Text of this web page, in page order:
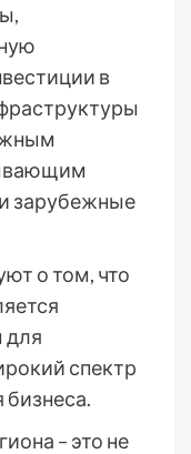
в
зарубежные
о том, что
для
спектр
– это не